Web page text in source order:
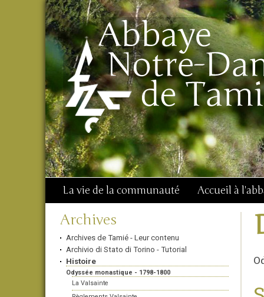
Aller
au
contenu.
|
Aller
à
navigation
Outils
personnels
Chercher par
Recherche
avancée…
La vie de la communauté Accueil à
Navigation
Archives
Archives de Tamié - Leur contenu
Archivio di Stato di Torino - Tutorial
Histoire
Odyssée monastique - 1798-1800
La Valsainte